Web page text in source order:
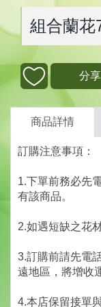
組合蘭花
分享
商品詳情
訂購注意事項：
1.下單前務必先
有該商品。
2.如遇短缺之花
3.訂購前請先電
遠地區，將增收
4.本店保留接單